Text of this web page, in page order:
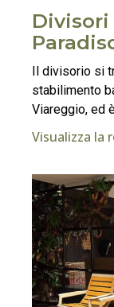
Il divisorio si
stabilimento
Viareggio, ed
Visualizza la